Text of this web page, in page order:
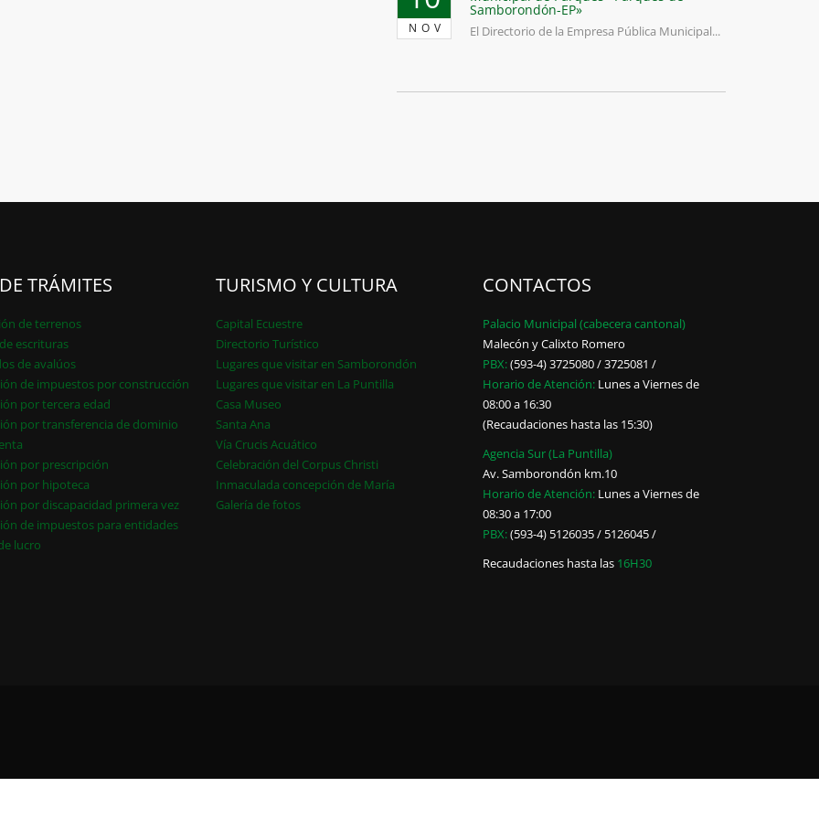
NOV
Samborondón-EP»
El Directorio de la Empresa Pública Municipal...
TRÁMITES
de terrenos
escrituras
de avalúos
de impuestos por construcción
por tercera edad
por transferencia de dominio
por prescripción
por hipoteca
por discapacidad primera vez
de impuestos para entidades
lucro
TURISMO Y CULTURA
Capital Ecuestre
Directorio Turístico
Lugares que visitar en Samborondón
Lugares que visitar en La Puntilla
Casa Museo
Santa Ana
Vía Crucis Acuático
Celebración del Corpus Christi
Inmaculada concepción de María
Galería de fotos
CONTACTOS
Palacio Municipal (cabecera cantonal)
Malecón y Calixto Romero
PBX:(593-4) 3725080 / 3725081 /
Horario de Atención:Lunes a Viernes de
08:00 a 16:30
(Recaudaciones hasta las 15:30)
Agencia Sur (La Puntilla)
Av. Samborondón km.10
Horario de Atención:Lunes a Viernes de
08:30 a 17:00
PBX:(593-4) 5126035 / 5126045 /
Recaudaciones hasta las 16H30